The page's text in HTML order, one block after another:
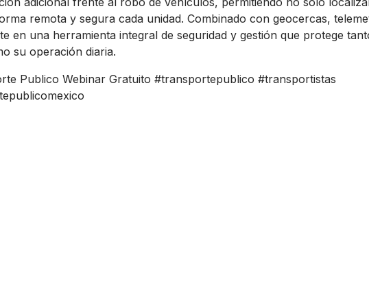
remota y segura cada unidad. Combinado con geocercas,
en una herramienta integral de seguridad y gestión que protege
su operación diaria.